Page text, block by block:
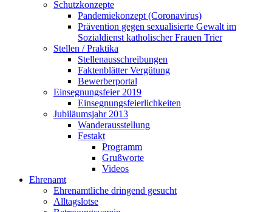
Schutzkonzepte
Pandemiekonzept (Coronavirus)
Prävention gegen sexualisierte Gewalt im
Sozialdienst katholischer Frauen Trier
Stellen / Praktika
Stellenausschreibungen
Faktenblätter Vergütung
Bewerberportal
Einsegnungsfeier 2019
Einsegnungsfeierlichkeiten
Jubiläumsjahr 2013
Wanderausstellung
Festakt
Programm
Grußworte
Videos
Ehrenamt
Ehrenamtliche dringend gesucht
Alltagslotse